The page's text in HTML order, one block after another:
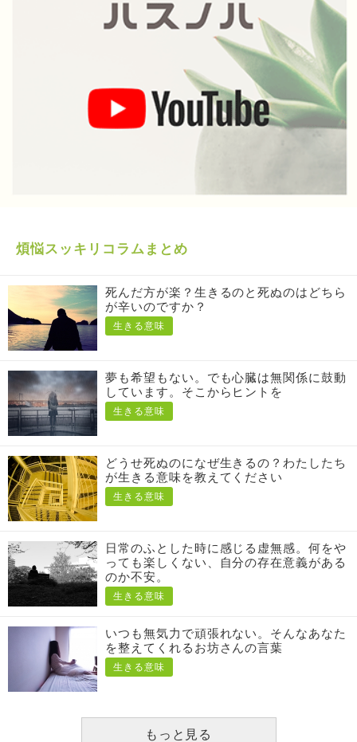
煩悩スッキリコラムまとめ
死んだ方が楽？生きるのと死ぬのはどちら
が辛いのですか？
生きる意味
夢も希望もない。でも心臓は無関係に鼓動
しています。そこからヒントを
生きる意味
どうせ死ぬのになぜ生きるの？わたしたち
が生きる意味を教えてください
生きる意味
日常のふとした時に感じる虚無感。何をや
っても楽しくない、自分の存在意義がある
のか不安。
生きる意味
いつも無気力で頑張れない。そんなあなた
を整えてくれるお坊さんの言葉
生きる意味
もっと見る